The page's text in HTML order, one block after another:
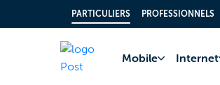
PARTICULIERS PROFESSIONNELS
Mobile Internet